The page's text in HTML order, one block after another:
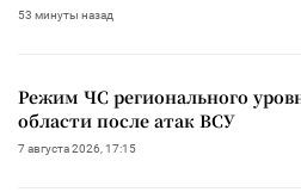
53 минуты назад
Режим ЧС регионального
области после атак ВСУ
7 августа 2026, 17:15